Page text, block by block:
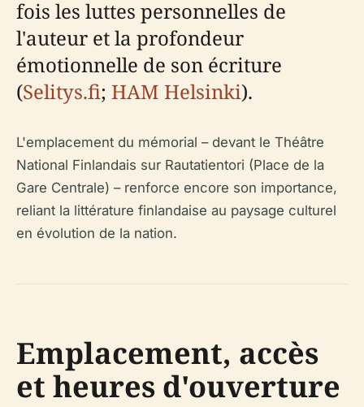
fois les luttes personnelles de
l'auteur et la profondeur
émotionnelle de son écriture
(Selitys.fi; HAM Helsinki).
L'emplacement du mémorial – devant le Théâtre
National Finlandais sur Rautatientori (Place de la
Gare Centrale) – renforce encore son importance,
reliant la littérature finlandaise au paysage culturel
en évolution de la nation.
Emplacement, accès
et heures d'ouverture